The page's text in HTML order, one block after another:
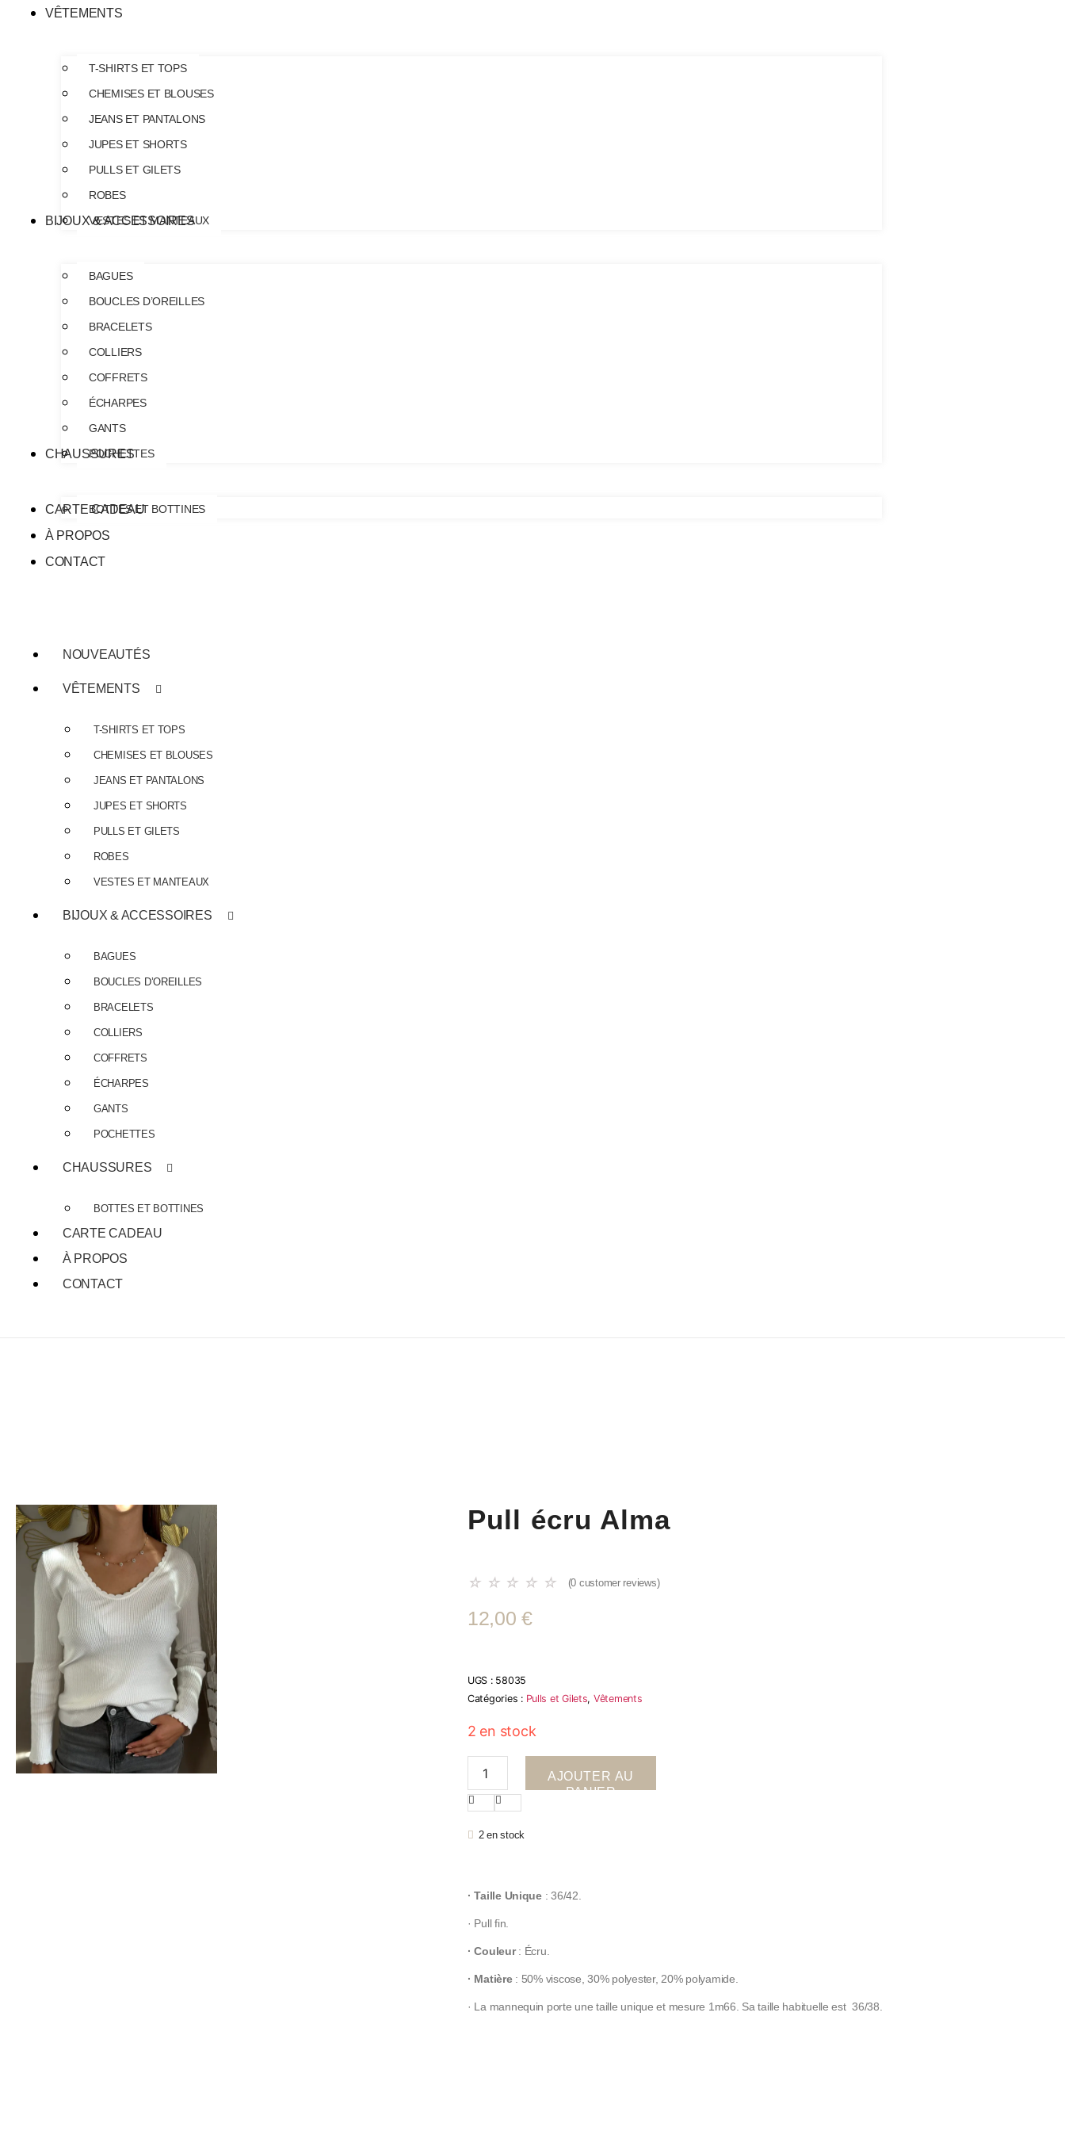
VÊTEMENTS
T-SHIRTS ET TOPS
CHEMISES ET BLOUSES
JEANS ET PANTALONS
JUPES ET SHORTS
PULLS ET GILETS
ROBES
VESTES ET MANTEAUX
BIJOUX & ACCESSOIRES
BAGUES
BOUCLES D’OREILLES
BRACELETS
COLLIERS
COFFRETS
ÉCHARPES
GANTS
POCHETTES
CHAUSSURES
BOTTES ET BOTTINES
CARTE CADEAU
À PROPOS
CONTACT
NOUVEAUTÉS
VÊTEMENTS
T-SHIRTS ET TOPS
CHEMISES ET BLOUSES
JEANS ET PANTALONS
JUPES ET SHORTS
PULLS ET GILETS
ROBES
VESTES ET MANTEAUX
BIJOUX & ACCESSOIRES
BAGUES
BOUCLES D’OREILLES
BRACELETS
COLLIERS
COFFRETS
ÉCHARPES
GANTS
POCHETTES
CHAUSSURES
BOTTES ET BOTTINES
CARTE CADEAU
À PROPOS
CONTACT
Pull écru Alma
☆ ☆ ☆ ☆ ☆ (0 customer reviews)
12,00€
UGS : 58035
Catégories : Pulls et Gilets, Vêtements
2 en stock
AJOUTER AU
PANIER
2 en stock
· Taille Unique: 36/42.
· Pull fin.
· Couleur: Écru.
· Matière: 50% viscose, 30% polyester, 20% polyamide.
· La mannequin porte une taille unique et mesure 1m66. Sa taille habituelle est 36/38.